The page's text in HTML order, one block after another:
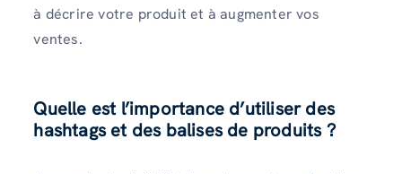
à décrire votre produit et à augmenter vos
ventes.
Quelle est l’importance d’utiliser des
hashtags et des balises de produits ?